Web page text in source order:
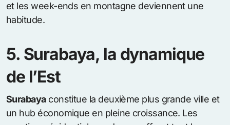
et les week-ends en montagne deviennent une
habitude.
5. Surabaya, la dynamique
de l’Est
Surabayaconstitue la deuxième plus grande ville et
un hub économique en pleine croissance. Les